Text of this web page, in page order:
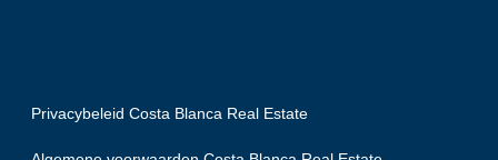
Privacybeleid Costa Blanca Real Estate